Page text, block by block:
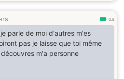
0.9
je parle de moi d'autres m'es
pas je laisse que toi même
m'a personne